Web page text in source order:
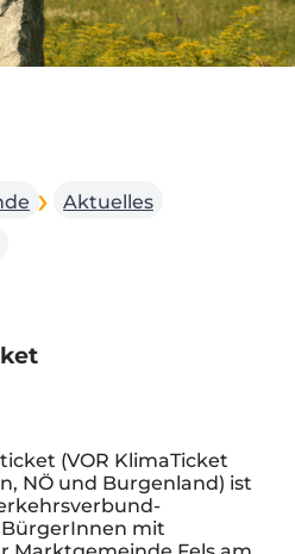
Aktuelles
(VOR KlimaTicket
NÖ und Burgenland) ist
mit